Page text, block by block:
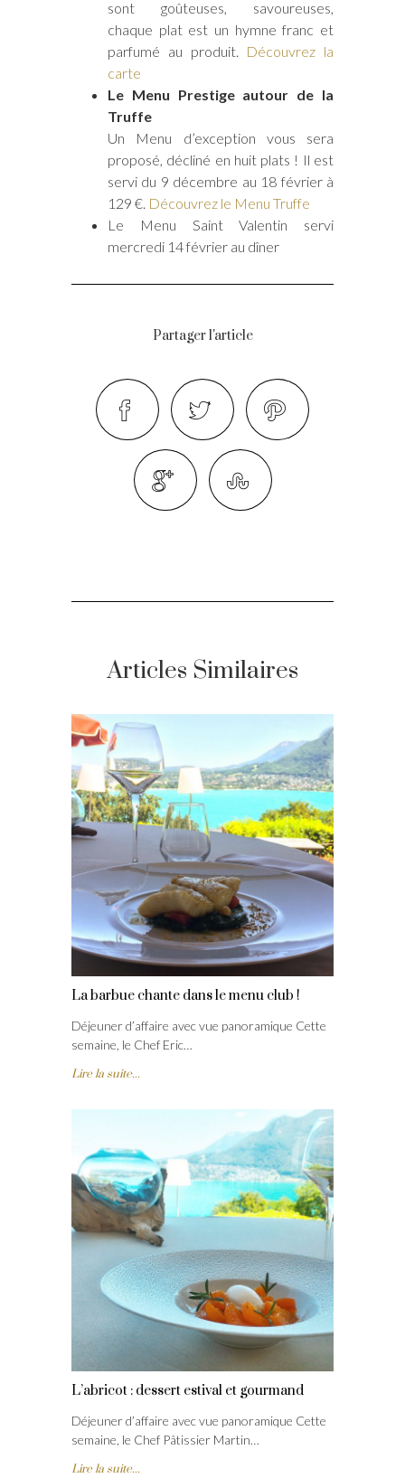
sont goûteuses, savoureuses,
chaque plat est un hymne franc et
parfumé au produit. Découvrez la
carte
Le Menu Prestige autour de la
Truffe
Un Menu d’exception vous sera
proposé, décliné en huit plats ! Il est
servi du 9 décembre au 18 février à
129 €. Découvrez le Menu Truffe
Le Menu Saint Valentin servi
mercredi 14 février au dîner
Partager l'article
Articles Similaires
La barbue chante dans le menu club !
Déjeuner d’affaire avec vue panoramique Cette
semaine, le Chef Eric…
Lire la suite...
L’abricot : dessert estival et gourmand
Déjeuner d’affaire avec vue panoramique Cette
semaine, le Chef Pâtissier Martin…
Lire la suite...